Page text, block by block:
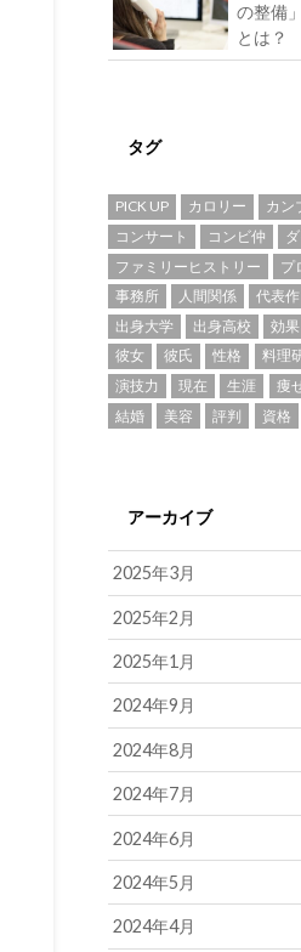
の整備
とは？
タグ
PICK UP カロリー カン
コンサート
コンビ仲
ファミリーヒストリー
プ
事務所
人間関係 代表作
出身大学
出身高校 効果
彼女
彼氏 性格 料理
演技力
現在 生涯 痩
結婚
美容 評判 資格
アーカイブ
2025年3月
2025年2月
2025年1月
2024年9月
2024年8月
2024年7月
2024年6月
2024年5月
2024年4月